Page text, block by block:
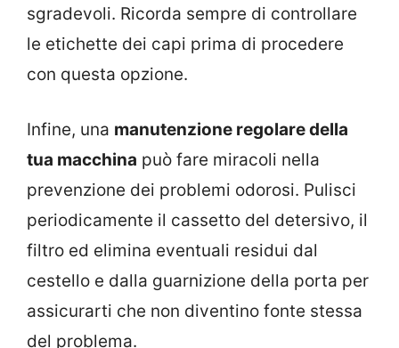
sgradevoli. Ricorda sempre di controllare
le etichette dei capi prima di procedere
con questa opzione.
Infine, una manutenzione regolare della
tua macchina può fare miracoli nella
prevenzione dei problemi odorosi. Pulisci
periodicamente il cassetto del detersivo, il
filtro ed elimina eventuali residui dal
cestello e dalla guarnizione della porta per
assicurarti che non diventino fonte stessa
del problema.